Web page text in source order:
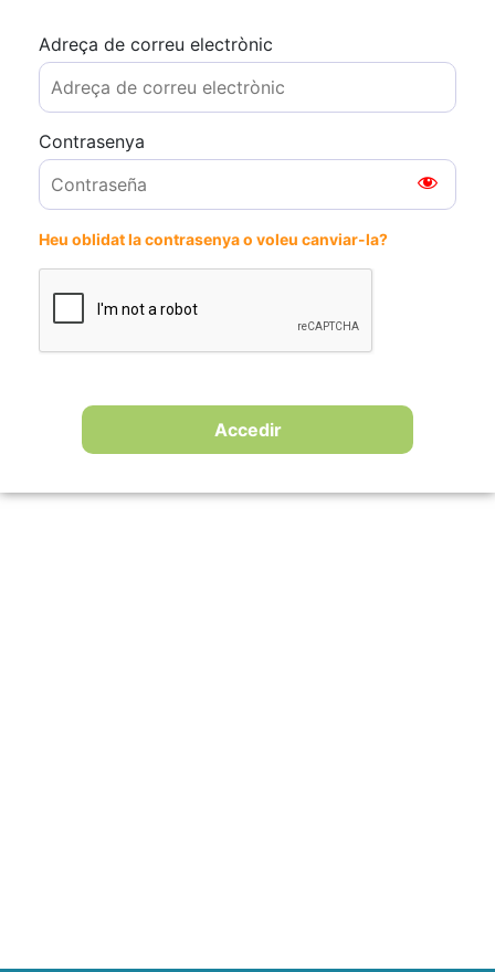
Adreça de correu electrònic
Contrasenya
Heu oblidat la contrasenya o voleu canviar-la?